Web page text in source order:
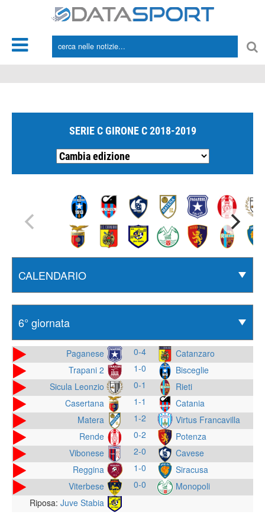
SERIE C GIRONE C 2018-2019
Paganese 0-4
Catanzaro
Trapani 2
1-0
Bisceglie
Sicula Leonzio
0-1
Rieti
Casertana
1-1
Catania
Matera
1-2
Virtus Francavilla
Rende
0-2
Potenza
Vibonese
2-0
Cavese
Reggina
1-0
Siracusa
Viterbese
0-0
Monopoli
Riposa: Juve Stabia